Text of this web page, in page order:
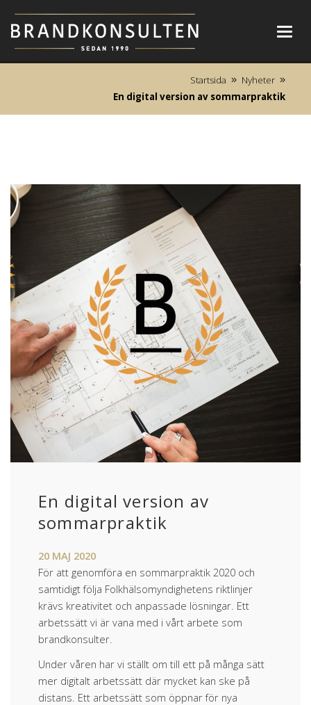
Startsida
Nyheter
En digital version av sommarpraktik
En digital version av
sommarpraktik
20 MAJ 2020
För att genomföra en sommarpraktik 2020 och
samtidigt följa Folkhälsomyndighetens riktlinjer
krävs kreativitet och anpassade lösningar. Ett
arbetssätt vi är vana med i vårt arbete som
brandkonsulter.
Under våren har vi ställt om till ett på många sätt
mer digitalt arbetssätt där mycket kan ske på
distans. Ett arbetssätt som öppnar för nya